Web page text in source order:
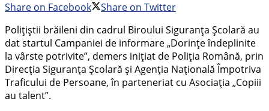
Share on Facebook
Share on Twitter
Polițiștii brăileni din cadrul Biroului Siguranța Școlară au
dat startul Campaniei de informare „Dorințe îndeplinite
la vârste potrivite”, demers inițiat de Poliția Română, prin
Direcția Siguranța Școlară și Agenția Națională Împotriva
Traficului de Persoane, în parteneriat cu Asociația „Copiii
au talent”.